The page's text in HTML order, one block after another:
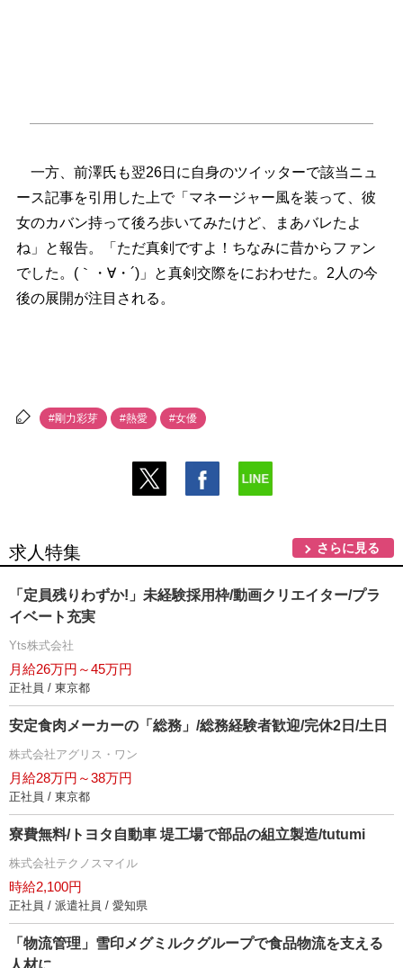
一方、前澤氏も翌26日に自身のツイッターで該当ニュ
ース記事を引用した上で「マネージャー風を装って、彼
女のカバン持って後ろ歩いてみたけど、まあバレたよ
ね」と報告。「ただ真剣ですよ！ちなみに昔からファン
でした。(｀・∀・´)」と真剣交際をにおわせた。2人の今
後の展開が注目される。
#剛力彩芽 #熱愛 #女優
求人特集 さらに見る
「定員残りわずか!」未経験採用枠/動画クリエイター/プラ
イベート充実
Yts株式会社
月給26万円～45万円
正社員 / 東京都
安定食肉メーカーの「総務」/総務経験者歓迎/完休2日/土日
株式会社アグリス・ワン
月給28万円～38万円
正社員 / 東京都
寮費無料/トヨタ自動車 堤工場で部品の組立製造/tutumi
株式会社テクノスマイル
時給2,100円
正社員 / 派遣社員 / 愛知県
「物流管理」雪印メグミルクグループで食品物流を支える